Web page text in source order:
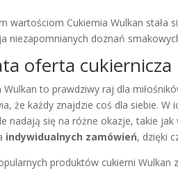
wartościom Cukiernia Wulkan stała
niezapomnianych doznań
oferta cukiernicza
Wulkan to prawdziwy raj dla
że każdy znajdzie coś dla siebie.
nadają się na różne okazje, takie
indywidualnych zamówień, dzięki
produktów cukierni Wulkan